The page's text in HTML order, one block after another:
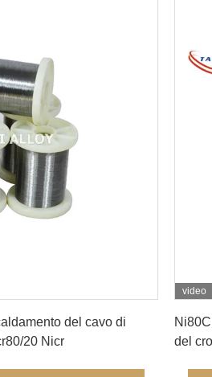
del cavo di
20 Nicr
video
del